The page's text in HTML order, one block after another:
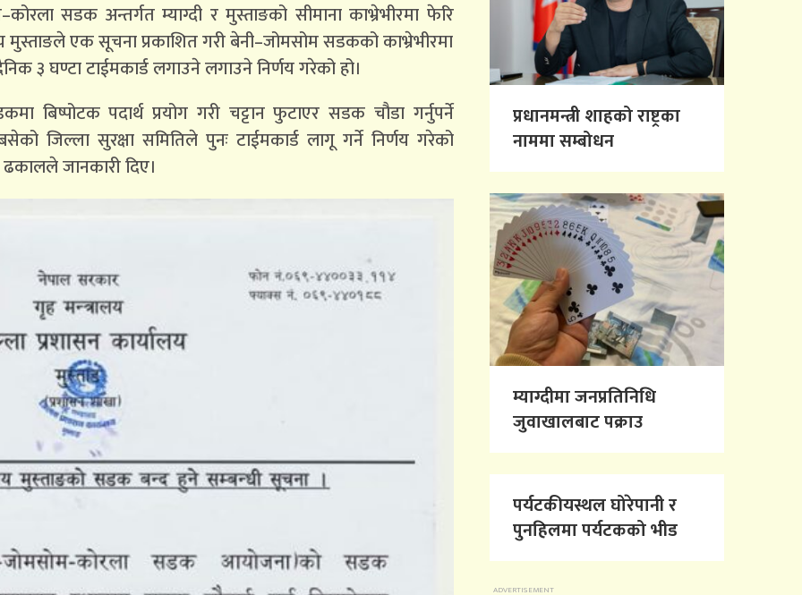
सडक अन्तर्गत म्याग्दी र मुस्ताङको सीमाना काभ्रेभीरमा फेरि
मुस्ताङले एक सूचना प्रकाशित गरी बेनी–जोमसोम सडकको काभ्रेभीरमा
३ घण्टा टाईमकार्ड लगाउने लगाउने निर्णय गरेको हो।
बिष्पोटक पदार्थ प्रयोग गरी चट्टान फुटाएर सडक चौडा गर्नुपर्ने
जिल्ला सुरक्षा समितिले पुनः टाईमकार्ड लागू गर्ने निर्णय गरेको
जानकारी दिए।
प्रधानमन्त्री शाहको राष्ट्रका
नाममा सम्बोधन
म्याग्दीमा जनप्रतिनिधि
जुवाखालबाट पक्राउ
पर्यटकीयस्थल घोरेपानी र
पुनहिलमा पर्यटकको भीड